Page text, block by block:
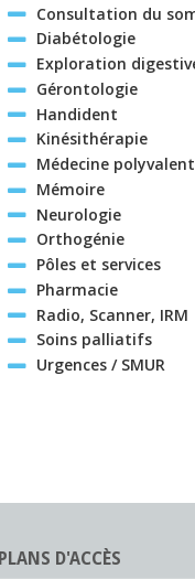
Consultation du
Diabétologie
Exploration
Gérontologie
Handident
Kinésithérapie
Médecine
Mémoire
Neurologie
Orthogénie
Pôles et services
Pharmacie
Radio, Scanner, IRM
Soins palliatifs
Urgences / SMUR
PLANS D'ACCÈS